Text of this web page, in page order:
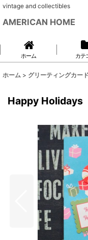
vintage and collectibles
AMERICAN HOME
ホーム カテ
ホーム > グリーティングカー
Happy Holidays